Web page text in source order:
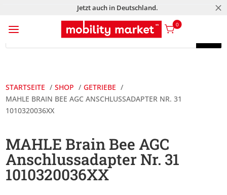
Jetzt auch in Deutschland. M
a 0
Products
Products
STARTSEITE SHOP
GETRIEBE
MAHLE BRAIN BEE AGC ANSCHLUSSADAPTER NR. 31
1010320036XX
MAHLE Brain Bee AGC
Anschlussadapter Nr. 31
1010320036XX